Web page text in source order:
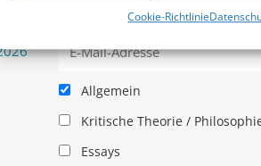
Cookie-Richtlinie
–
Klampen! Verlag – jederzeit
Allgemein
Kritische Theorie /
Essays